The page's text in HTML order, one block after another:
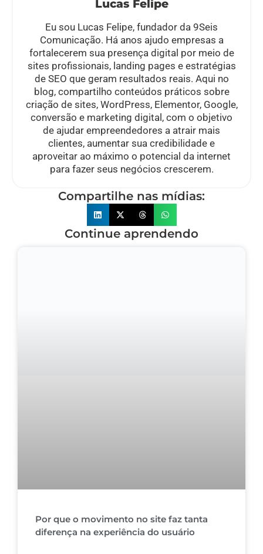
Lucas Felipe
Eu sou Lucas Felipe, fundador da 9Seis
Comunicação. Há anos ajudo empresas a
fortalecerem sua presença digital por meio de
sites profissionais, landing pages e estratégias
de SEO que geram resultados reais. Aqui no
blog, compartilho conteúdos práticos sobre
criação de sites, WordPress, Elementor, Google,
conversão e marketing digital, com o objetivo
de ajudar empreendedores a atrair mais
clientes, aumentar sua credibilidade e
aproveitar ao máximo o potencial da internet
para fazer seus negócios crescerem.
Compartilhe nas mídias:
Continue aprendendo
Por que o movimento no site faz tanta
diferença na experiência do usuário